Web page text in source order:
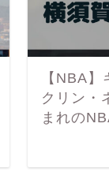
【NBA
クリン・
まれの